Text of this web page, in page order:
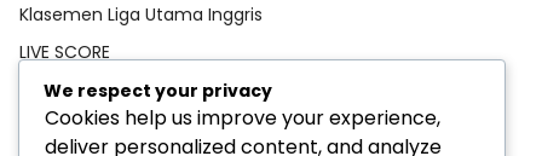
Klasemen Liga Utama Inggris
LIVE SCORE
Pedoman Media Siber
PREDIKSI BOLA
We respect your privacy
Cookies help us improve your experience,
deliver personalized content, and analyze